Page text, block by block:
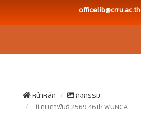
officelib@crru.ac.th
หน้าหลัก
กิจกรรม
11 กุมภาพันธ์ 2569 46th WUNCA ...